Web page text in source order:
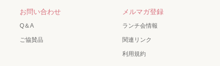
お問い合わせ
Q＆A
ご協賛品
メルマガ登録
ランチ会情報
関連リンク
利用規約